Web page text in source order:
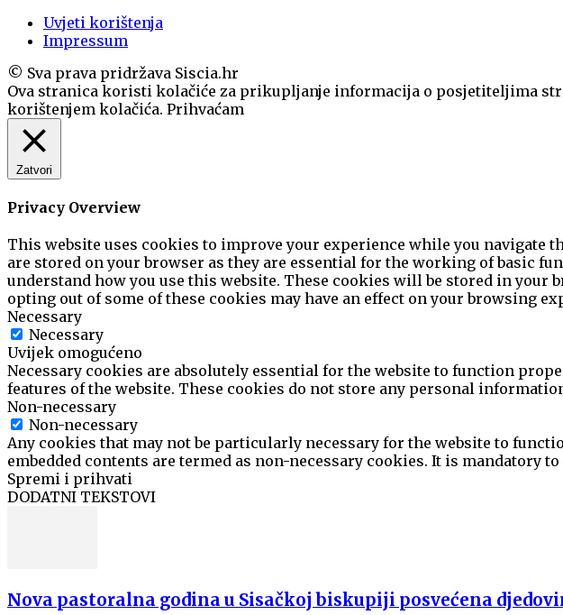
Uvjeti korištenja
Impressum
© Sva prava pridržava Siscia.hr
Ova stranica koristi kolačiće za prikupljanje informacija o posjetiteljima
korištenjem kolačića. Prihvaćam
Zatvori
Privacy Overview
This website uses cookies to improve your experience while you navigate
are stored on your browser as they are essential for the working of basic
understand how you use this website. These cookies will be stored in your
opting out of some of these cookies may have an effect on your browsing
Necessary
Necessary
Uvijek omogućeno
Necessary cookies are absolutely essential for the website to function
features of the website. These cookies do not store any personal
Non-necessary
Non-necessary
Any cookies that may not be particularly necessary for the website to
embedded contents are termed as non-necessary cookies. It is
Spremi i prihvati
DODATNI TEKSTOVI
Nova pastoralna godina u Sisačkoj biskupiji posvećena